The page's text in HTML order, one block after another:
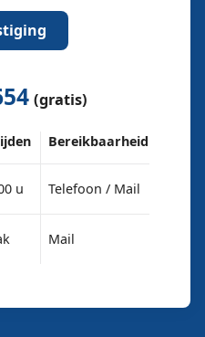
(gratis)
Bereikbaarheid
u Telefoon / Mail
Mail